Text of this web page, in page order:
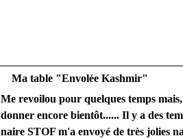
Ma table "Envolée Kashmir"
Me revoilou pour quelques temps
donner encore bientôt...... Il y a des
naire STOF m'a envoyé de très jolies